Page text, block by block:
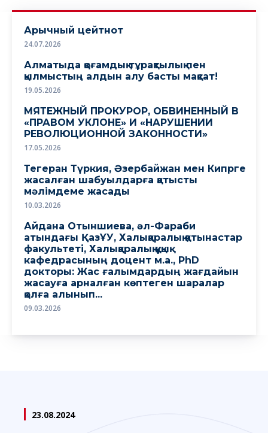
Арычный цейтнот
24.07.2026
Алматыда қоғамдық тұрақтылық пен
қылмыстың алдын алу басты мақсат!
19.05.2026
МЯТЕЖНЫЙ ПРОКУРОР, ОБВИНЕННЫЙ В
«ПРАВОМ УКЛОНЕ» И «НАРУШЕНИИ
РЕВОЛЮЦИОННОЙ ЗАКОННОСТИ»
17.05.2026
Тегеран Түркия, Әзербайжан мен Кипрге
жасалған шабуылдарға қатысты
мәлімдеме жасады
10.03.2026
Айдана Отыншиева, әл-Фараби
атындағы ҚазҰУ, Халықаралық қатынастар
факультеті, Халықаралық құқық
кафедрасының доцент м.а., PhD
докторы: Жас ғалымдардың жағдайын
жасауға арналған көптеген шаралар
қолға алынып...
09.03.2026